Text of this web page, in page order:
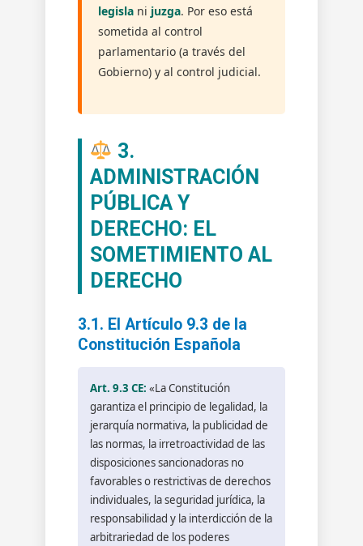
legislani juzga. Por eso está
sometida al control
parlamentario (a través del
Gobierno) y al control judicial.
3.
ADMINISTRACIÓN
PÚBLICA Y
DERECHO: EL
SOMETIMIENTO AL
DERECHO
3.1. El Artículo 9.3 de la
Constitución Española
Art. 9.3 CE: «La Constitución
garantiza el principio de legalidad, la
jerarquía normativa, la publicidad de
las normas, la irretroactividad de las
disposiciones sancionadoras no
favorables o restrictivas de derechos
individuales, la seguridad jurídica, la
responsabilidad y la interdicción de la
arbitrariedad de los poderes